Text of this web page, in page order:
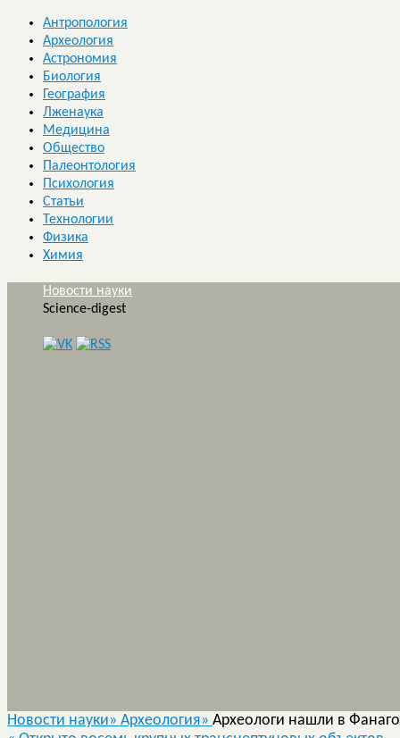
Антропология
Археология
Астрономия
Биология
География
Лженаука
Медицина
Общество
Палеонтология
Психология
Статьи
Технологии
Физика
Химия
Новости науки
Science-digest
Новости науки» Археология» Археологи нашли в